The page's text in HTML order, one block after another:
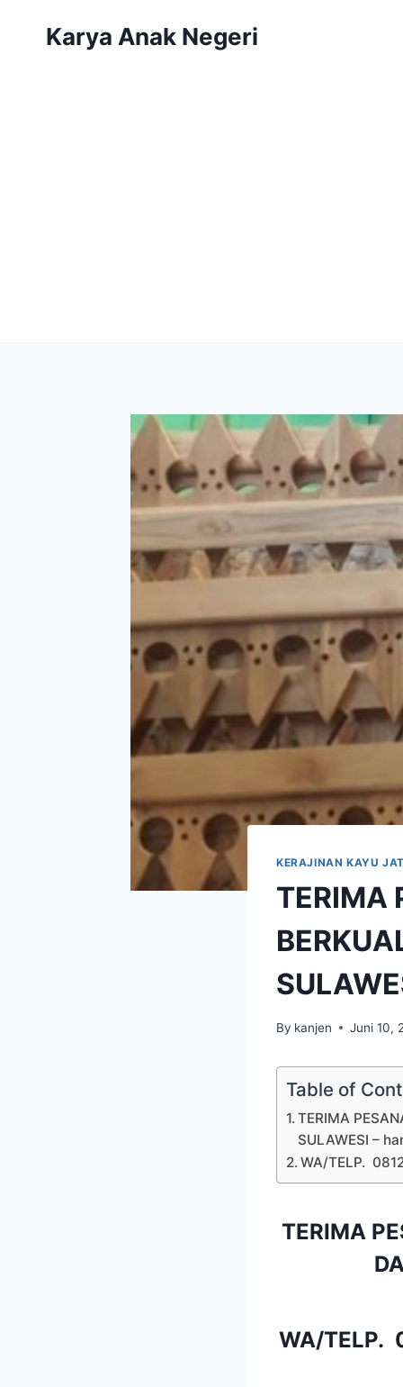
Karya Anak Negeri
KERAJINAN KAYU
TERIMA
By kanjen Juni 10,
Table of
TERIMA
SULAWESI –
WA/TELP.
TERIMA
WA/TELP.